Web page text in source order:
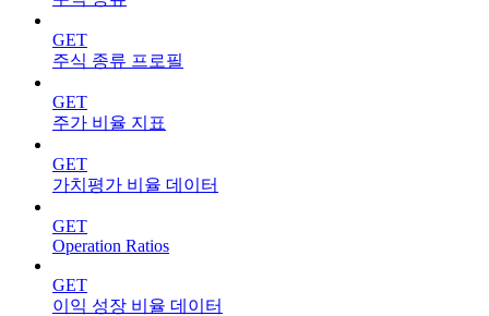
GET
주식 종류 프로필
GET
주가 비율 지표
GET
가치평가 비율 데이터
GET
Operation Ratios
GET
이익 성장 비율 데이터